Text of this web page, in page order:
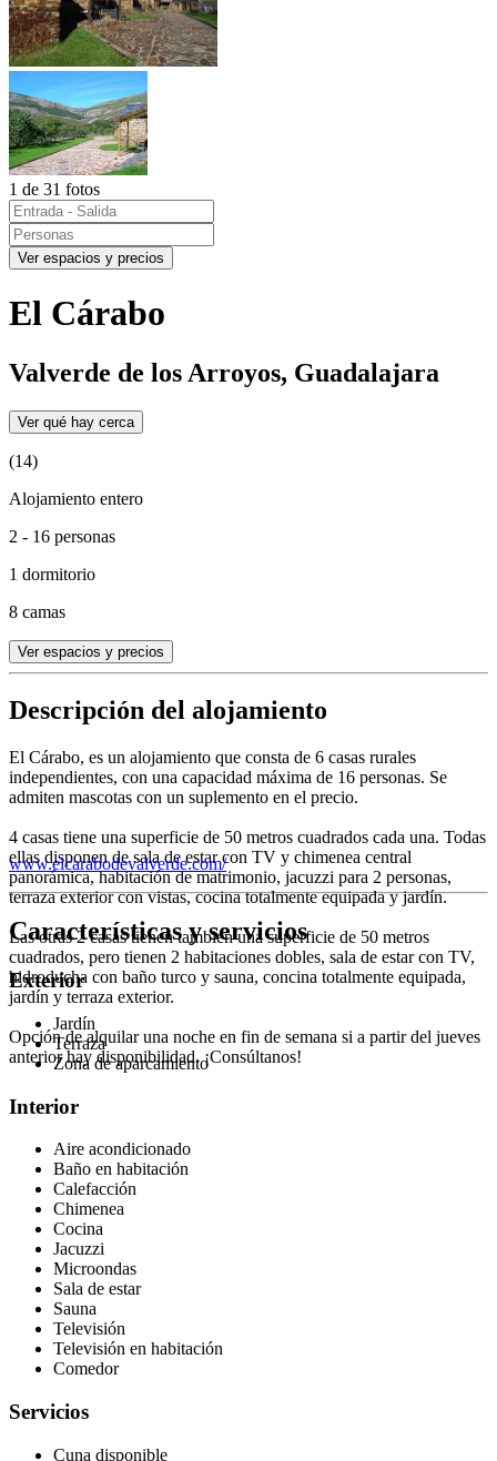
1 de 31 fotos
Ver espacios y precios
El Cárabo
Valverde de los Arroyos, Guadalajara
Ver qué hay cerca
(14)
Alojamiento entero
2 - 16 personas
1 dormitorio
8 camas
Ver espacios y precios
Descripción del alojamiento
El Cárabo, es un alojamiento que consta de 6 casas rurales
independientes, con una capacidad máxima de 16 personas. Se
admiten mascotas con un suplemento en el precio.
4 casas tiene una superficie de 50 metros cuadrados cada una. Todas
ellas disponen de sala de estar con TV y chimenea central
panorámica, habitación de matrimonio, jacuzzi para 2 personas,
terraza exterior con vistas, cocina totalmente equipada y jardín.
Las otras 2 casas tienen también una superficie de 50 metros
cuadrados, pero tienen 2 habitaciones dobles, sala de estar con TV,
hidroducha con baño turco y sauna, concina totalmente equipada,
jardín y terraza exterior.
Opción de alquilar una noche en fin de semana si a partir del jueves
anterior hay disponibilidad. ¡Consúltanos!
www.elcarabodevalverde.com/
Características y servicios
Exterior
Jardín
Terraza
Zona de aparcamiento
Interior
Aire acondicionado
Baño en habitación
Calefacción
Chimenea
Cocina
Jacuzzi
Microondas
Sala de estar
Sauna
Televisión
Televisión en habitación
Comedor
Servicios
Cuna disponible